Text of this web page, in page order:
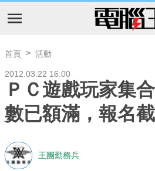
首頁 活動
2012.03.22 16:00
ＰＣ遊戲玩家集
數已額滿，報名
王團勤務兵